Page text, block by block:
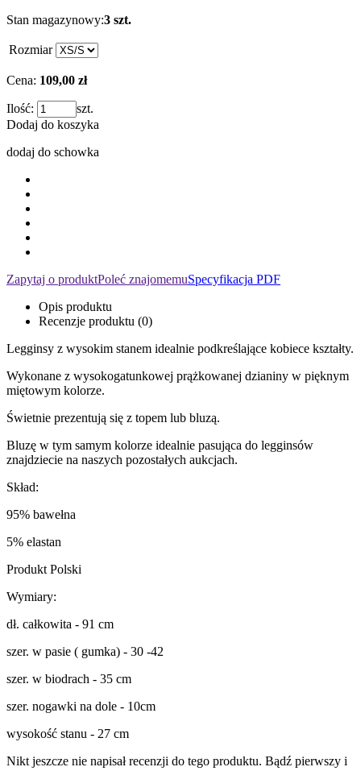
Stan magazynowy:3 szt.
Rozmiar
Cena: 109,00 zł
Ilość:
szt.
Dodaj do koszyka
dodaj do schowka
Zapytaj o produktPoleć znajomemuSpecyfikacja PDF
Opis produktu
Recenzje produktu (0)
Legginsy z wysokim stanem idealnie podkreślające kobiece kształty.
Wykonane z wysokogatunkowej prążkowanej dzianiny w pięknym
miętowym kolorze.
Świetnie prezentują się z topem lub bluzą.
Bluzę w tym samym kolorze idealnie pasująca do legginsów
znajdziecie na naszych pozostałych aukcjach.
Skład:
95% bawełna
5% elastan
Produkt Polski
Wymiary:
dł. całkowita - 91 cm
szer. w pasie ( gumka) - 30 -42
szer. w biodrach - 35 cm
szer. nogawki na dole - 10cm
wysokość stanu - 27 cm
Nikt jeszcze nie napisał recenzji do tego produktu. Bądź pierwszy i